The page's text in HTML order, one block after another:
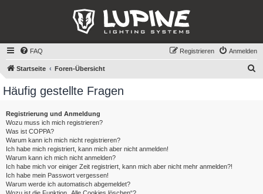
FAQ Anmelden
Registrieren
Startseite Foren-Übersicht
Häufig gestellte Fragen
Registrierung und Anmeldung
Wozu muss ich mich registrieren?
Was ist COPPA?
Warum kann ich mich nicht registrieren?
Ich habe mich registriert, kann mich aber nicht anmelden!
Warum kann ich mich nicht anmelden?
Ich habe mich vor einiger Zeit registriert, kann mich aber nicht mehr anmelden?!
Ich habe mein Passwort vergessen!
Warum werde ich automatisch abgemeldet?